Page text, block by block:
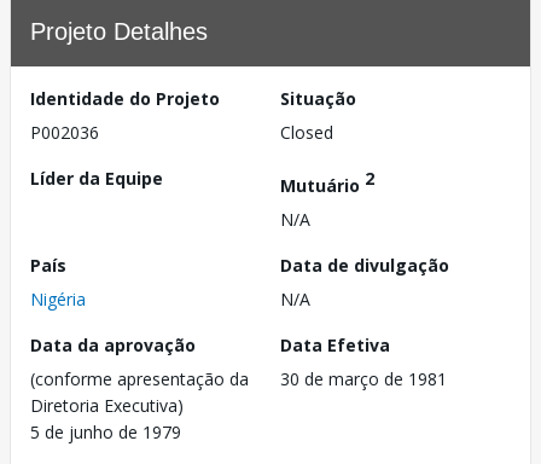
Projeto Detalhes
Identidade do Projeto
P002036
Situação
Closed
Líder da Equipe
Mutuário 2
N/A
País
Nigéria
Data de divulgação
N/A
Data da aprovação
(conforme apresentação da
Diretoria Executiva)
5 de junho de 1979
Data Efetiva
30 de março de 1981